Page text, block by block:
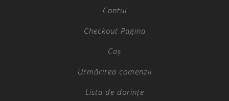
Contul
Checkout Pagina
Coș
Urmărirea comenzii
Lista de dorințe